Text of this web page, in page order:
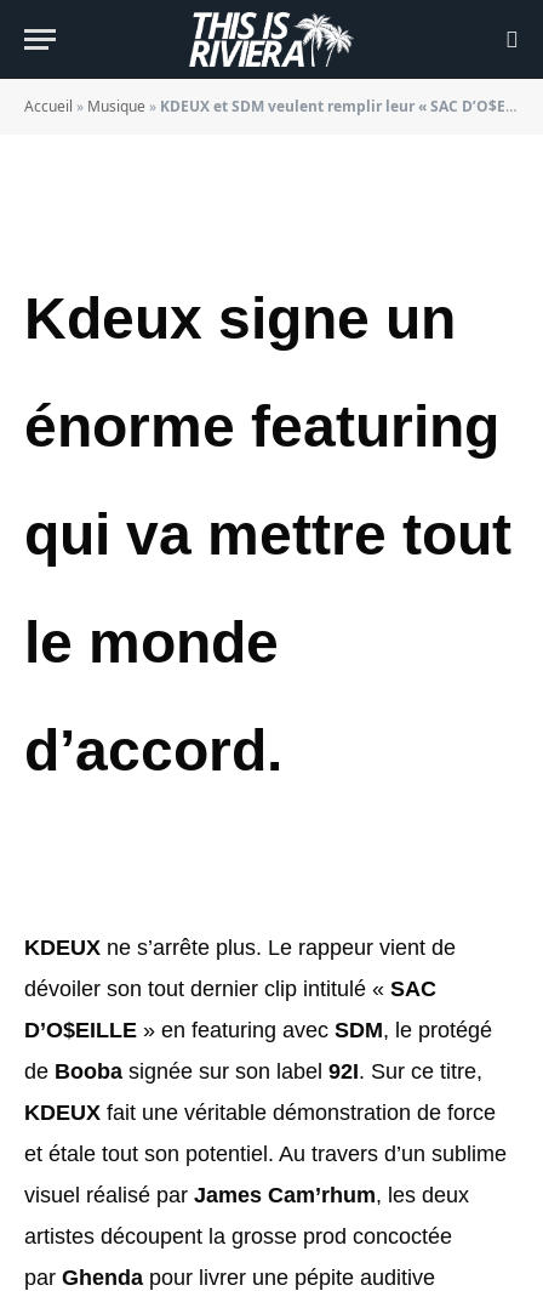
Accueil » Musique » KDEUX et SDM veulent remplir leur « SAC D’O$EILLE »
BY JADE MORGANE BLOGGER 08/10/2022
Kdeux signe un
énorme featuring
qui va mettre tout
le monde
d’accord.
KDEUX ne s’arrête plus. Le rappeur vient de
dévoiler son tout dernier clip intitulé « SAC
D’O$EILLE » en featuring avec SDM, le protégé
de Booba signée sur son label 92I. Sur ce titre,
KDEUX fait une véritable démonstration de force
et étale tout son potentiel. Au travers d’un sublime
visuel réalisé par James Cam’rhum, les deux
artistes découpent la grosse prod concoctée
par Ghenda pour livrer une pépite auditive